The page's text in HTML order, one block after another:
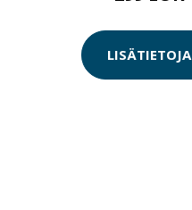
LISÄTIETOJA